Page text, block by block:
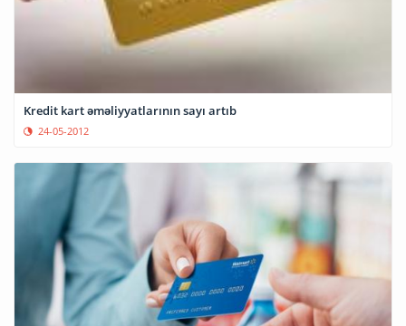
Kredit kart əməliyyatlarının sayı artıb
24-05-2012